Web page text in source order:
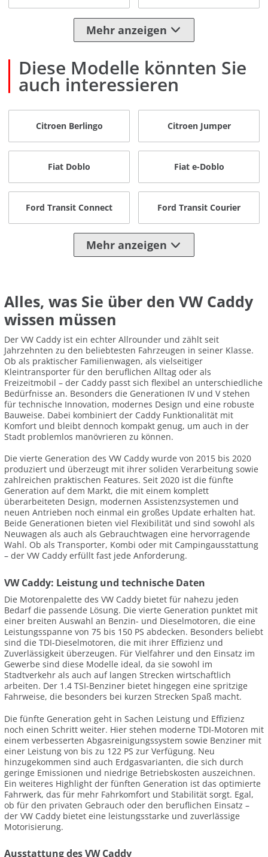
Mehr anzeigen
Diese Modelle könnten Sie
auch interessieren
Citroen Berlingo Citroen Jumper
Fiat Doblo Fiat e-Doblo
Ford Transit Connect Ford Transit Courier
Mehr anzeigen
Alles, was Sie über den VW Caddy
wissen müssen
Der VW Caddy ist ein echter Allrounder und zählt seit
Jahrzehnten zu den beliebtesten Fahrzeugen in seiner Klasse.
Ob als praktischer Familienwagen, als vielseitiger
Kleintransporter für den beruflichen Alltag oder als
Freizeitmobil – der Caddy passt sich flexibel an unterschiedliche
Bedürfnisse an. Besonders die Generationen IV und V stehen
für technische Innovation, modernes Design und eine robuste
Bauweise. Dabei kombiniert der Caddy Funktionalität mit
Komfort und bleibt dennoch kompakt genug, um auch in der
Stadt problemlos manövrieren zu können.
Die vierte Generation des VW Caddy wurde von 2015 bis 2020
produziert und überzeugt mit ihrer soliden Verarbeitung sowie
zahlreichen praktischen Features. Seit 2020 ist die fünfte
Generation auf dem Markt, die mit einem komplett
überarbeiteten Design, modernen Assistenzsystemen und
neuen Antrieben noch einmal ein großes Update erhalten hat.
Beide Generationen bieten viel Flexibilität und sind sowohl als
Neuwagen als auch als Gebrauchtwagen eine hervorragende
Wahl. Ob als Transporter, Kombi oder mit Campingausstattung
– der VW Caddy erfüllt fast jede Anforderung.
VW Caddy: Leistung und technische Daten
Die Motorenpalette des VW Caddy bietet für nahezu jeden
Bedarf die passende Lösung. Die vierte Generation punktet mit
einer breiten Auswahl an Benzin- und Dieselmotoren, die eine
Leistungsspanne von 75 bis 150 PS abdecken. Besonders beliebt
sind die TDI-Dieselmotoren, die mit ihrer Effizienz und
Zuverlässigkeit überzeugen. Für Vielfahrer und den Einsatz im
Gewerbe sind diese Modelle ideal, da sie sowohl im
Stadtverkehr als auch auf langen Strecken wirtschaftlich
arbeiten. Der 1.4 TSI-Benziner bietet hingegen eine spritzige
Fahrweise, die besonders bei kurzen Strecken Spaß macht.
Die fünfte Generation geht in Sachen Leistung und Effizienz
noch einen Schritt weiter. Hier stehen moderne TDI-Motoren mit
einem verbesserten Abgasreinigungssystem sowie Benziner mit
einer Leistung von bis zu 122 PS zur Verfügung. Neu
hinzugekommen sind auch Erdgasvarianten, die sich durch
geringe Emissionen und niedrige Betriebskosten auszeichnen.
Ein weiteres Highlight der fünften Generation ist das optimierte
Fahrwerk, das für mehr Fahrkomfort und Stabilität sorgt. Egal,
ob für den privaten Gebrauch oder den beruflichen Einsatz –
der VW Caddy bietet eine leistungsstarke und zuverlässige
Motorisierung.
Ausstattung des VW Caddy